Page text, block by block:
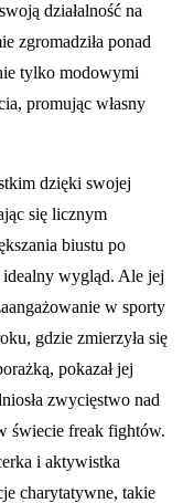
działalność na
zgromadziła ponad
tylko modowymi
promując własny
dzięki swojej
się licznym
biustu po
wygląd. Ale jej
w sporty
gdzie zmierzyła się
pokazał jej
zwycięstwo nad
świecie freak fightów.
i aktywistka
charytatywne, takie